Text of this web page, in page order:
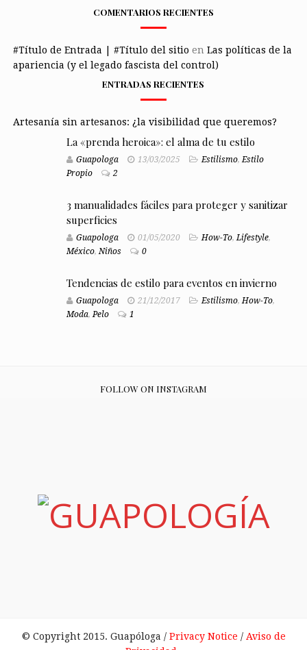
COMENTARIOS RECIENTES
#Título de Entrada | #Título del sitio en Las políticas de la
apariencia (y el legado fascista del control)
ENTRADAS RECIENTES
Artesanía sin artesanos: ¿la visibilidad que queremos?
La «prenda heroica»: el alma de tu estilo
Guapologa 13/03/2025 Estilismo,Estilo
Propio
2
3 manualidades fáciles para proteger y sanitizar
superficies
Guapologa 01/05/2020 How-To,Lifestyle,
México,Niños 0
Tendencias de estilo para eventos en invierno
Guapologa 21/12/2017 Estilismo,How-To,
Moda,Pelo 1
FOLLOW ON INSTAGRAM
© Copyright 2015. Guapóloga / Privacy Notice / Aviso de